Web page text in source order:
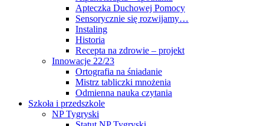
Apteczka Duchowej Pomocy
Sensorycznie się rozwijamy…
Instaling
Historia
Recepta na zdrowie – projekt
Innowacje 22/23
Ortografia na śniadanie
Mistrz tabliczki mnożenia
Odmienna nauka czytania
Szkoła i przedszkole
NP Tygryski